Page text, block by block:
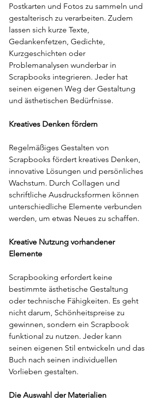
Postkarten und Fotos zu sammeln und
gestalterisch zu verarbeiten. Zudem
lassen sich kurze Texte,
Gedankenfetzen, Gedichte,
Kurzgeschichten oder
Problemanalysen wunderbar in
Scrapbooks integrieren. Jeder hat
seinen eigenen Weg der Gestaltung
und ästhetischen Bedürfnisse.
Kreatives Denken fördern
Regelmäßiges Gestalten von
Scrapbooks fördert kreatives Denken,
innovative Lösungen und persönliches
Wachstum. Durch Collagen und
schriftliche Ausdrucksformen können
unterschiedliche Elemente verbunden
werden, um etwas Neues zu schaffen.
Kreative Nutzung vorhandener
Elemente
Scrapbooking erfordert keine
bestimmte ästhetische Gestaltung
oder technische Fähigkeiten. Es geht
nicht darum, Schönheitspreise zu
gewinnen, sondern ein Scrapbook
funktional zu nutzen. Jeder kann
seinen eigenen Stil entwickeln und das
Buch nach seinen individuellen
Vorlieben gestalten.
Die Auswahl der Materialien